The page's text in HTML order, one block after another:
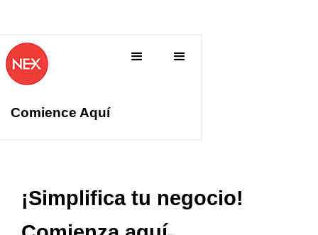
Comience Aquí
¡Simplifica tu negocio!